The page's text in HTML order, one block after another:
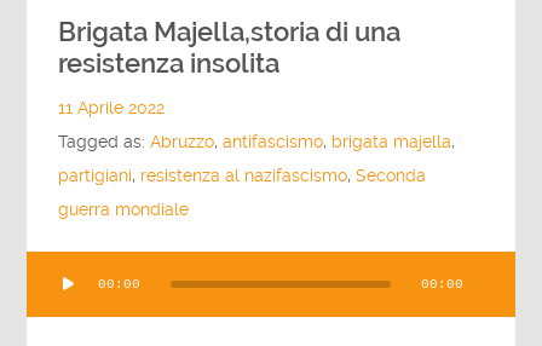
Brigata Majella,storia di una
resistenza insolita
11 Aprile 2022
Tagged as:Abruzzo,antifascismo, brigata majella,
partigiani, resistenza al nazifascismo,Seconda
guerra mondiale
Player
00:00 00:00